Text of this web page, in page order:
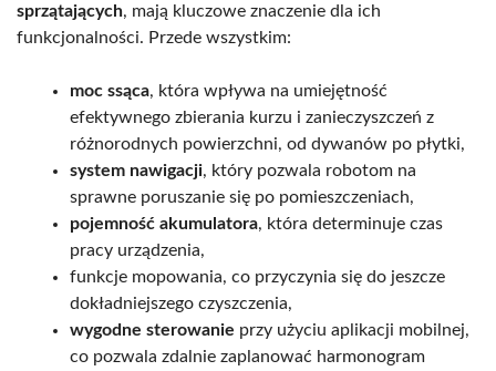
sprzątających, mają kluczowe znaczenie dla ich
funkcjonalności. Przede wszystkim:
moc ssąca, która wpływa na umiejętność
efektywnego zbierania kurzu i zanieczyszczeń z
różnorodnych powierzchni, od dywanów po płytki,
system nawigacji, który pozwala robotom na
sprawne poruszanie się po pomieszczeniach,
pojemność akumulatora, która determinuje czas
pracy urządzenia,
funkcje mopowania, co przyczynia się do jeszcze
dokładniejszego czyszczenia,
wygodne sterowanie przy użyciu aplikacji mobilnej,
co pozwala zdalnie zaplanować harmonogram